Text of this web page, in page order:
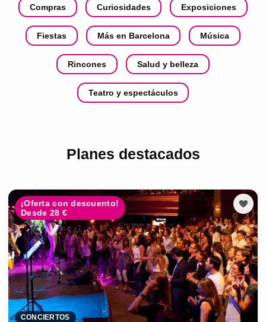
Compras Curiosidades Exposiciones
Fiestas Más en Barcelona Música
Rincones Salud y belleza
Teatro y espectáculos
Planes destacados
¡Oferta con descuento!
Desde 28 €
CONCIERTOS